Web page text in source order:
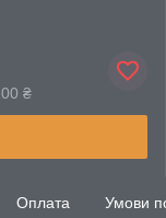
₴
Оплата Умови